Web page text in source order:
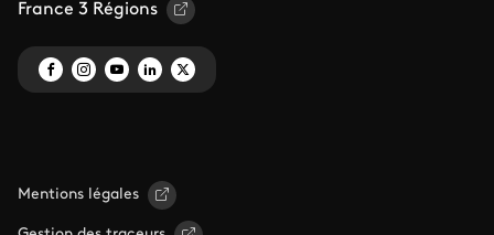
France 3 Régions
Mentions légales